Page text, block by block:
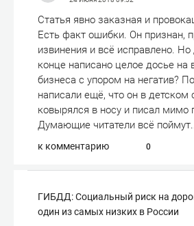
Статья явно заказная и
Есть факт ошибки. Он признан,
извинения и всё исправлено. Но
конце написано целое досье на
бизнеса с упором на негатив?
написали ещё, что он в детском
ковырялся в носу и писал мимо
Думающие читатели всё
к комментарию 0
ГИБДД: Социальный риск на
один из самых низких в России